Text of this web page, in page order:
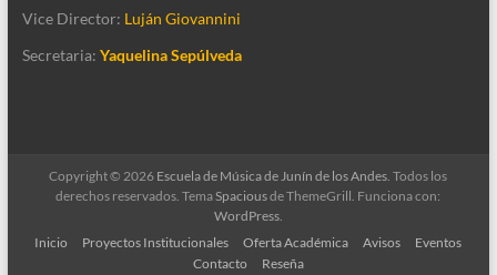
Vice Director: Luján Giovannini
Secretaria: Yaquelina Sepúlveda
Copyright © 2026 Escuela de Música de Junín de los Andes. Todos los
derechos reservados. TemaSpaciousde ThemeGrill. Funciona con:
WordPress.
Inicio
Proyectos Institucionales Oferta Académica Avisos
Eventos
Contacto
Reseña